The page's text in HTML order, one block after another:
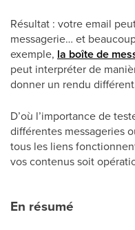
Résultat : votre email
messagerie… et
exemple, la boîte de
peut interpréter de
donner un rendu
D’où l’importance de
différentes messageries
tous les liens
vos contenus soit
En résumé